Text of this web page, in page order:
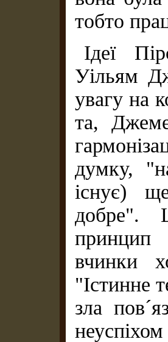
тобто
Ідеї
Уільям
увагу на
та,
думку,
існує)
добре".
принцип
вчинки
"Істинне
зла